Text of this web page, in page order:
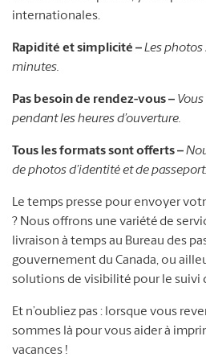
internationales.
Rapidité et simplicité –Les photos
minutes.
Pas besoin de rendez-vous – Vous
pendant les heures d’ouverture.
Tous les formats sont offerts –
de photos d’identité et de passeport.
Le temps presse pour envoyer
? Nous offrons une variété de
livraison à temps au Bureau des
gouvernement du Canada, ou
solutions de visibilité pour le suivi
Et n’oubliez pas : lorsque vous
sommes là pour vous aider à
vacances !